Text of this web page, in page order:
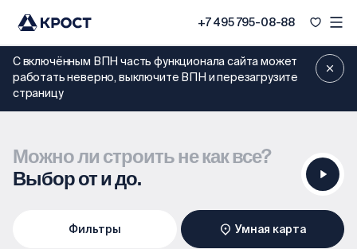
+7 495 795-08-88
С включённым ВПН часть функционала сайта может
работать неверно, выключите ВПН и перезагрузите
страницу
Можно ли строить не как все?
Выбор от и до.
Фильтры Умная карта